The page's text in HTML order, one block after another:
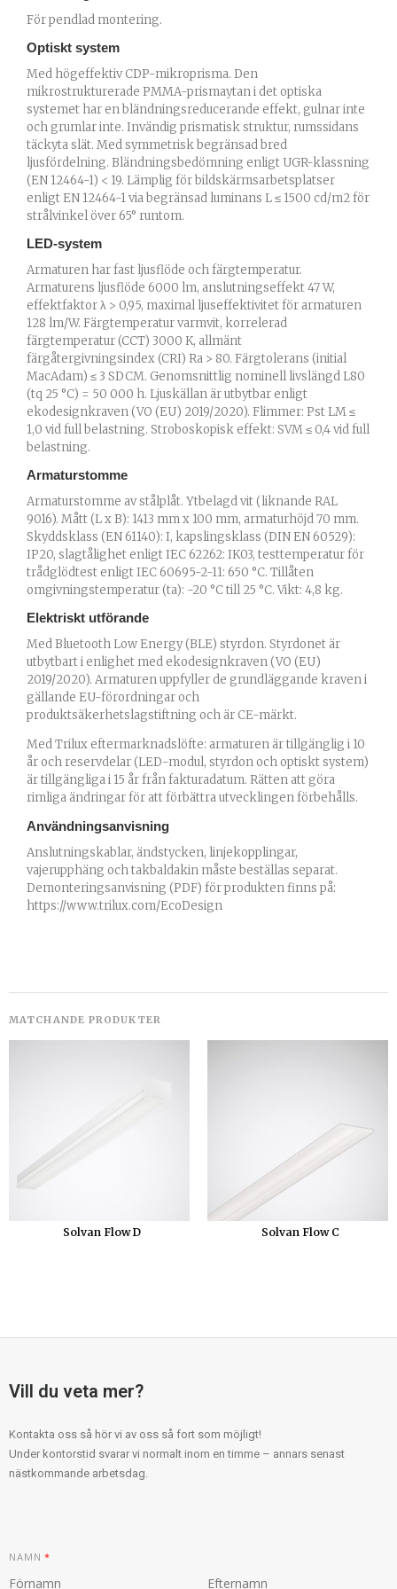
För pendlad montering.
Optiskt system
Med högeffektiv CDP-mikroprisma. Den
mikrostrukturerade PMMA-prismaytan i det optiska
systemet har en bländningsreducerande effekt, gulnar inte
och grumlar inte. Invändig prismatisk struktur, rumssidans
täckyta slät. Med symmetrisk begränsad bred
ljusfördelning. Bländningsbedömning enligt UGR-klassning
(EN 12464-1) < 19. Lämplig för bildskärmsarbetsplatser
enligt EN 12464-1 via begränsad luminans L ≤ 1500 cd/m2 för
strålvinkel över 65° runtom.
LED-system
Armaturen har fast ljusflöde och färgtemperatur.
Armaturens ljusflöde 6000 lm, anslutningseffekt 47 W,
effektfaktor λ > 0,95, maximal ljuseffektivitet för armaturen
128 lm/W. Färgtemperatur varmvit, korrelerad
färgtemperatur (CCT) 3000 K, allmänt
färgåtergivningsindex (CRI) Ra > 80. Färgtolerans (initial
MacAdam) ≤ 3 SDCM. Genomsnittlig nominell livslängd L80
(tq 25 °C) = 50 000 h. Ljuskällan är utbytbar enligt
ekodesignkraven (VO (EU) 2019/2020). Flimmer: Pst LM ≤
1,0 vid full belastning. Stroboskopisk effekt: SVM ≤ 0,4 vid full
belastning.
Armaturstomme
Armaturstomme av stålplåt. Ytbelagd vit (liknande RAL
9016). Mått (L x B): 1413 mm x 100 mm, armaturhöjd 70 mm.
Skyddsklass (EN 61140): I, kapslingsklass (DIN EN 60529):
IP20, slagtålighet enligt IEC 62262: IK03, testtemperatur för
trådglödtest enligt IEC 60695-2-11: 650 °C. Tillåten
omgivningstemperatur (ta): -20 °C till 25 °C. Vikt: 4,8 kg.
Elektriskt utförande
Med Bluetooth Low Energy (BLE) styrdon. Styrdonet är
utbytbart i enlighet med ekodesignkraven (VO (EU)
2019/2020). Armaturen uppfyller de grundläggande kraven i
gällande EU-förordningar och
produktsäkerhetslagstiftning och är CE-märkt.
Med Trilux eftermarknadslöfte: armaturen är tillgänglig i 10
år och reservdelar (LED-modul, styrdon och optiskt system)
är tillgängliga i 15 år från fakturadatum. Rätten att göra
rimliga ändringar för att förbättra utvecklingen förbehålls.
Användningsanvisning
Anslutningskablar, ändstycken, linjekopplingar,
vajerupphäng och takbaldakin måste beställas separat.
Demonteringsanvisning (PDF) för produkten finns på:
https://www.trilux.com/EcoDesign
Solvan Flow D Solvan Flow C
Vill du veta mer?
Kontakta oss så hör vi av oss så fort som möjligt!
Under kontorstid svarar vi normalt inom en timme – annars senast
nästkommande arbetsdag.
A
NAMN*